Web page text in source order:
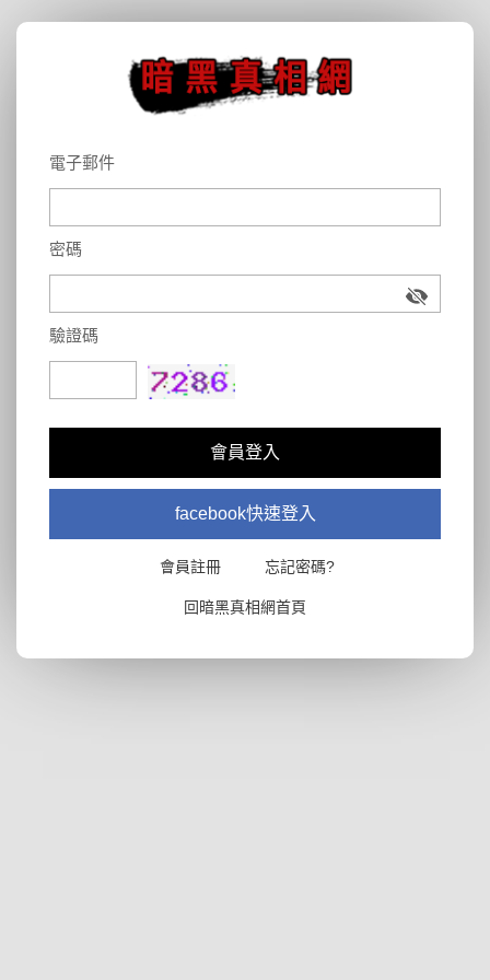
電子郵件
密碼
驗證碼
會員登入
facebook快速登入
會員註冊 忘記密碼?
回暗黑真相網首頁